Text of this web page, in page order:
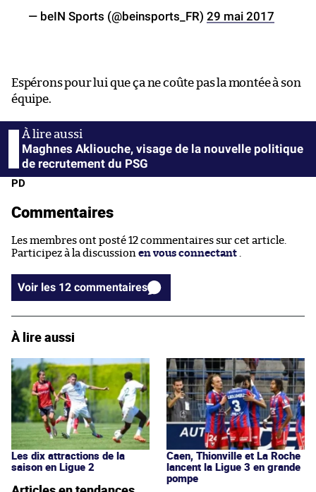
— beIN Sports (@beinsports_FR) 29 mai 2017
Espérons pour lui que ça ne coûte pas la montée à son
équipe.
Maghnes Akliouche, visage de la nouvelle politique
de recrutement du PSG
PD
Commentaires
Les membres ont posté 12 commentaires sur cet article.
Participez à la discussion en vous connectant
Voir les 12 commentaires
À lire aussi
Les dix attractions de la
saison en Ligue 2
Caen, Thionville et La Roche
lancent la Ligue 3 en grande
pompe